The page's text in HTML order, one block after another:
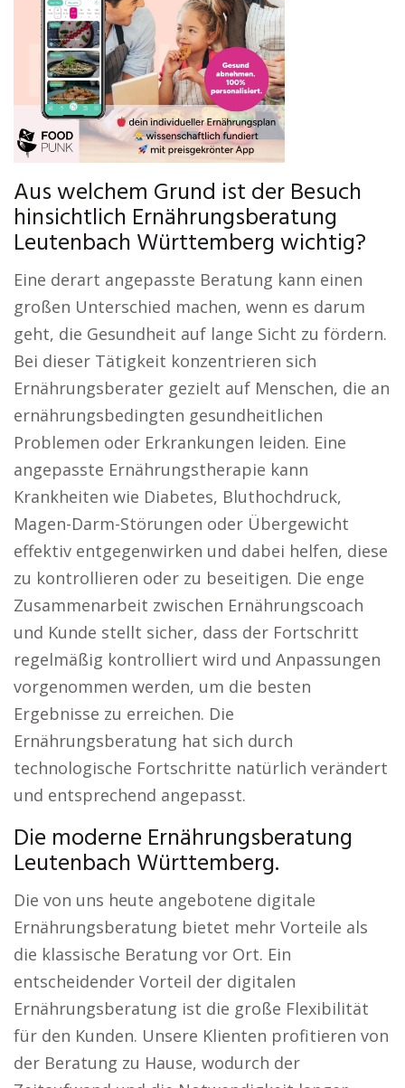
Aus welchem Grund ist der Besuch
hinsichtlich Ernährungsberatung
Leutenbach Württemberg wichtig?
Eine derart angepasste Beratung kann einen
großen Unterschied machen, wenn es darum
geht, die Gesundheit auf lange Sicht zu fördern.
Bei dieser Tätigkeit konzentrieren sich
Ernährungsberater gezielt auf Menschen, die an
ernährungsbedingten gesundheitlichen
Problemen oder Erkrankungen leiden. Eine
angepasste Ernährungstherapie kann
Krankheiten wie Diabetes, Bluthochdruck,
Magen-Darm-Störungen oder Übergewicht
effektiv entgegenwirken und dabei helfen, diese
zu kontrollieren oder zu beseitigen. Die enge
Zusammenarbeit zwischen Ernährungscoach
und Kunde stellt sicher, dass der Fortschritt
regelmäßig kontrolliert wird und Anpassungen
vorgenommen werden, um die besten
Ergebnisse zu erreichen. Die
Ernährungsberatung hat sich durch
technologische Fortschritte natürlich verändert
und entsprechend angepasst.
Die moderne Ernährungsberatung
Leutenbach Württemberg.
Die von uns heute angebotene digitale
Ernährungsberatung bietet mehr Vorteile als
die klassische Beratung vor Ort. Ein
entscheidender Vorteil der digitalen
Ernährungsberatung ist die große Flexibilität
für den Kunden. Unsere Klienten profitieren von
der Beratung zu Hause, wodurch der